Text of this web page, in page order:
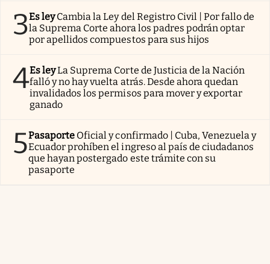
3Es ley Cambia la Ley del Registro Civil | Por fallo de
la Suprema Corte ahora los padres podrán optar
por apellidos compuestos para sus hijos
4Es leyLa Suprema Corte de Justicia de la Nación
falló y no hay vuelta atrás. Desde ahora quedan
invalidados los permisos para mover y exportar
ganado
5Pasaporte Oficial y confirmado | Cuba, Venezuela y
Ecuador prohíben el ingreso al país de ciudadanos
que hayan postergado este trámite con su
pasaporte